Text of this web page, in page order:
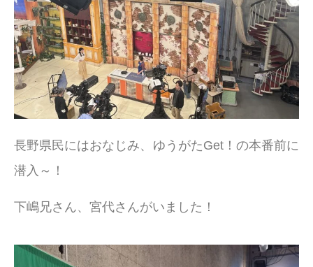
長野県民にはおなじみ、ゆうがたGet！の本番前に
潜入～！
下嶋兄さん、宮代さんがいました！